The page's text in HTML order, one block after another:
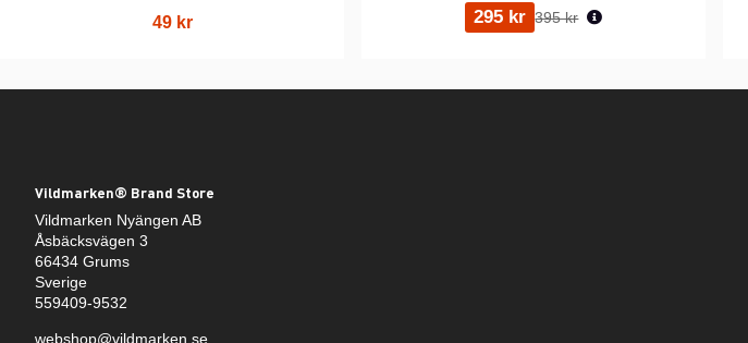
49 kr 295 kr Ordinarie pris:
395 kr
Vildmarken® Brand Store
Vildmarken Nyängen AB
Åsbäcksvägen 3
66434 Grums
Sverige
559409-9532
webshop@vildmarken.se